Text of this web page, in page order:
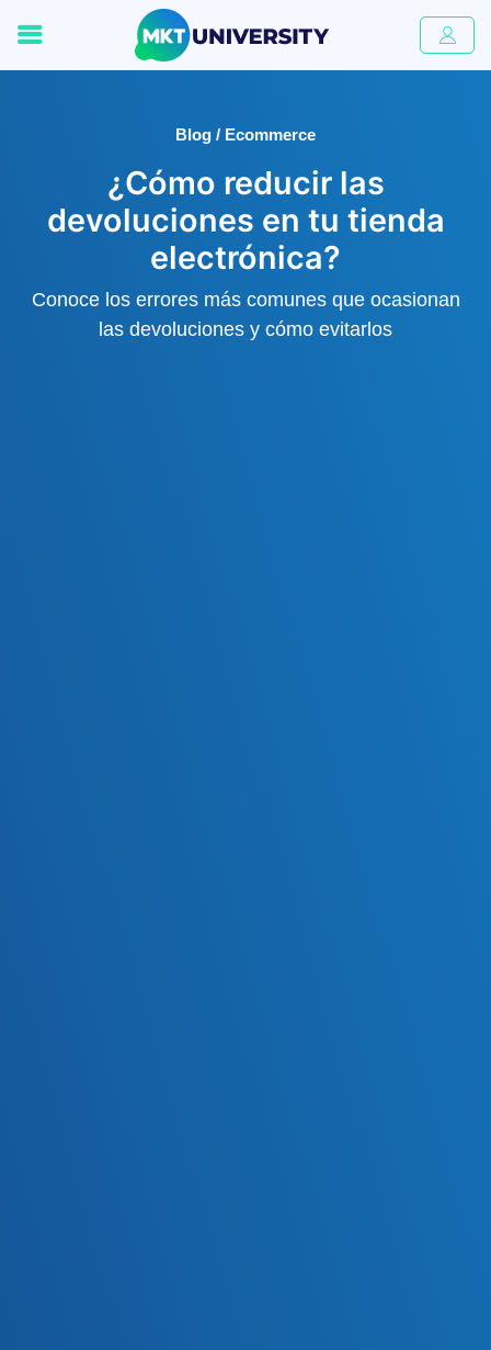
Blog / Ecommerce
¿Cómo reducir las
devoluciones en tu tienda
electrónica?
Conoce los errores más comunes que ocasionan
las devoluciones y cómo evitarlos